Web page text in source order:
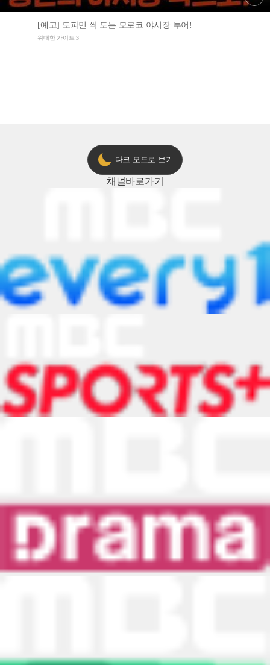
[예고] 도파민 싹 도는 모로코 야시장 투어!
위대한 가이드 3
다크 모드로 보기
채널바로가기